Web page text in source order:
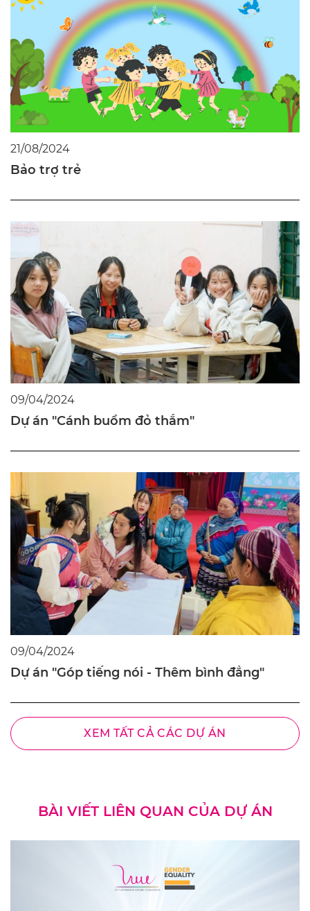
21/08/2024
Bảo trợ trẻ
09/04/2024
Dự án "Cánh buồm đỏ thắm"
09/04/2024
Dự án "Góp tiếng nói - Thêm bình đẳng"
XEM TẤT CẢ CÁC DỰ ÁN
BÀI VIẾT LIÊN QUAN CỦA DỰ ÁN